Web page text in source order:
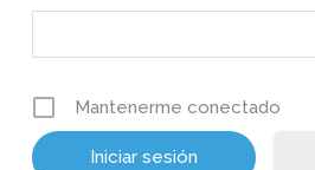
Mantenerme conectado